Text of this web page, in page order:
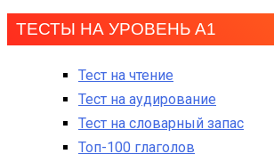
ТЕСТЫ НА УРОВЕНЬ А1
Тест на чтение
Тест на аудирование
Тест на словарный запас
Топ-100 глаголов